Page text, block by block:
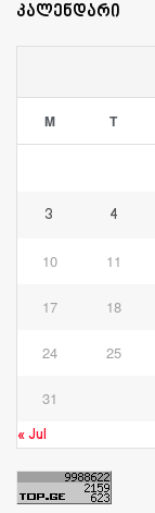
კალენდარი
M T
3 4
10 11
17 18
24 25
31
« Jul